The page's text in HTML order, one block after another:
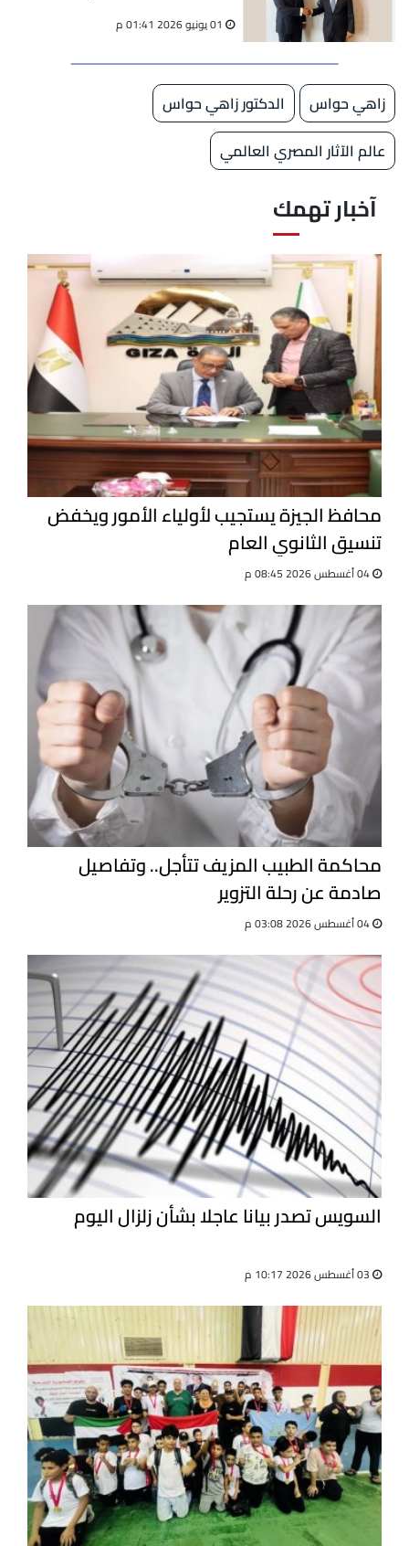
01 يونيو 2026 01:41 م
زاهي حواس
الدكتور زاهي حواس
عالم الآثار المصري العالمي
آخبار تهمك
محافظ الجيزة يستجيب لأولياء الأمور ويخفض
تنسيق الثانوي العام
محاكمة الطبيب المزيف تتأجل.. وتفاصيل
صادمة عن رحلة التزوير
السويس تصدر بيانا عاجلا بشأن زلزال اليوم